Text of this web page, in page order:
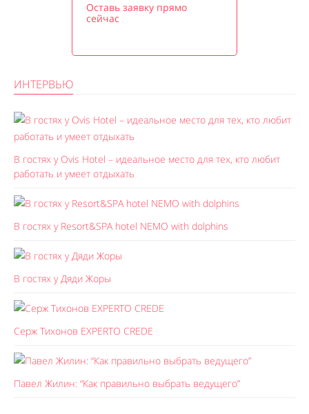
Оставь заявку прямо
сейчас
ИНТЕРВЬЮ
В гостях у Ovis Hotel – идеальное место для тех, кто любит
работать и умеет отдыхать
В гостях у Resort&SPA hotel NEMO with dolphins
В гостях у Дяди Жоры
Серж Тихонов EXPERTO CREDE
Павел Жилин: “Как правильно выбрать ведущего”